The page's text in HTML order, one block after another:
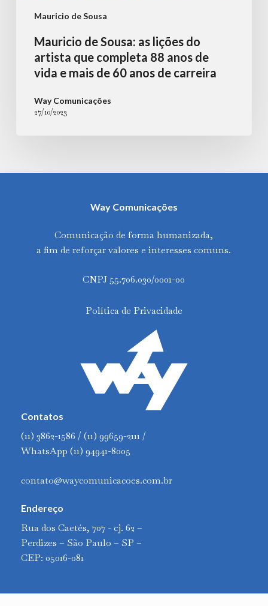
Mauricio de Sousa
Mauricio de Sousa: as lições do
artista que completa 88 anos de
vida e mais de 60 anos de carreira
Way Comunicações
27/10/2023
Way Comunicações
Comunicação de forma humanizada,
a fim de reforçar valores e interesses comuns.
CNPJ 55.706.030/0001-00
Política de Privacidade
Contatos
(11) 3862-1586 / (11) 99659-2111 /
WhatsApp (11) 94941-8005
contato@waycomunicacoes.com.br
Endereço
Rua dos Caetés, 707 - cj. 62 –
Perdizes – São Paulo – SP –
CEP: 05016-081